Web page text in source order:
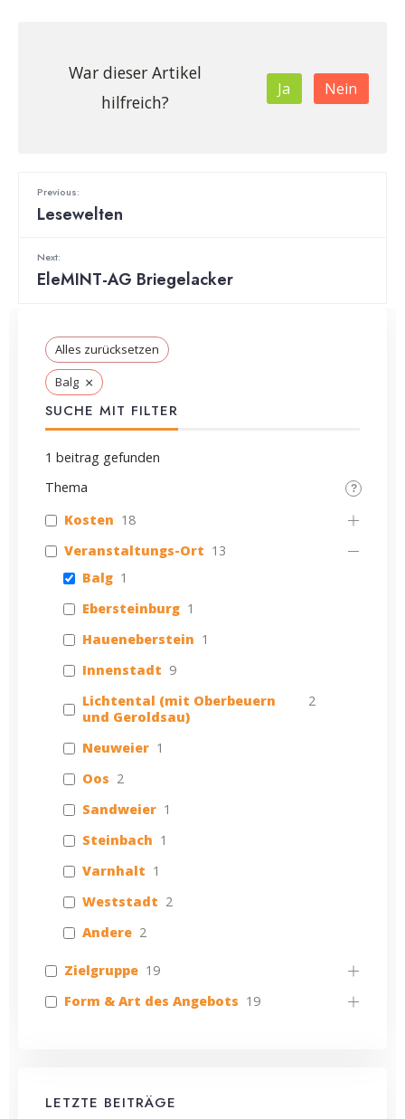
War dieser Artikel
hilfreich?
Ja Nein
Previous:
Lesewelten
Next:
EleMINT-AG Briegelacker
Alles zurücksetzen
Balg ×
SUCHE MIT FILTER
1 beitrag gefunden
Thema
Kosten 18
Veranstaltungs-Ort 13
Balg 1
Ebersteinburg 1
Haueneberstein 1
Innenstadt 9
Lichtental (mit Oberbeuern
und Geroldsau)
2
Neuweier 1
Oos 2
Sandweier 1
Steinbach 1
Varnhalt 1
Weststadt 2
Andere 2
Zielgruppe 19
Form & Art des Angebots 19
LETZTE BEITRÄGE